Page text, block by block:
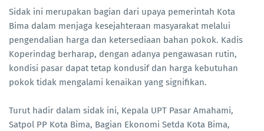
Sidak ini merupakan bagian dari upaya pemerintah Kota
Bima dalam menjaga kesejahteraan masyarakat melalui
pengendalian harga dan ketersediaan bahan pokok. Kadis
Koperindag berharap, dengan adanya pengawasan rutin,
kondisi pasar dapat tetap kondusif dan harga kebutuhan
pokok tidak mengalami kenaikan yang signifikan.
Turut hadir dalam sidak ini, Kepala UPT Pasar Amahami,
Satpol PP Kota Bima, Bagian Ekonomi Setda Kota Bima,